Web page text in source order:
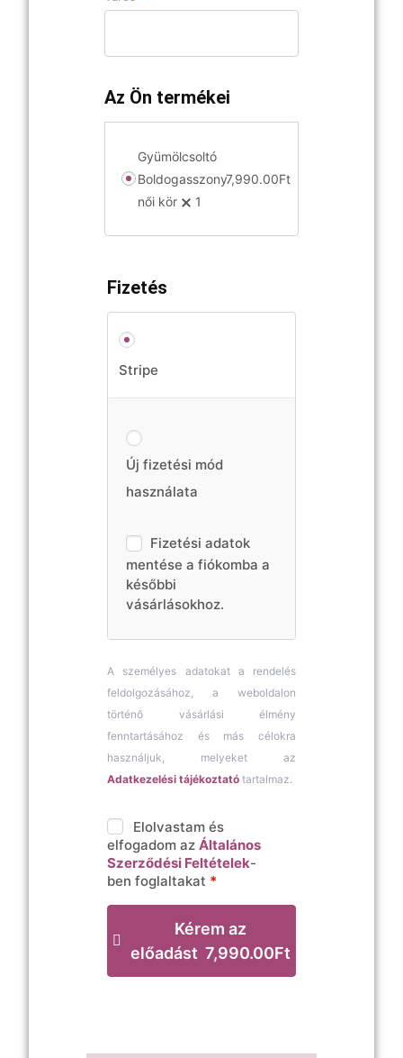
Az Ön termékei
Gyümölcsoltó
Boldogasszony
női kör
1
7,990.00Ft
Fizetés
Stripe
Új fizetési mód
használata
Fizetési adatok
mentése a fiókomba a
későbbi
vásárlásokhoz.
A személyes adatokat a rendelés
feldolgozásához, a weboldalon
történő vásárlási élmény
fenntartásához és más célokra
használjuk, melyeket az
Adatkezelési tájékoztató tartalmaz.
Elolvastam és
elfogadom az Általános
Szerződési Feltételek-
ben foglaltakat *
Kérem az
előadást 7,990.00Ft